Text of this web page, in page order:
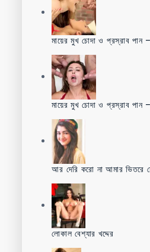
মায়ের মুখ চোদা ও প্রস্রাব পান
মায়ের মুখ চোদা ও প্রস্রাব পান
আর দেরি করো না আমার ভিতরে
লোকাল বেশ্যার খদ্দের